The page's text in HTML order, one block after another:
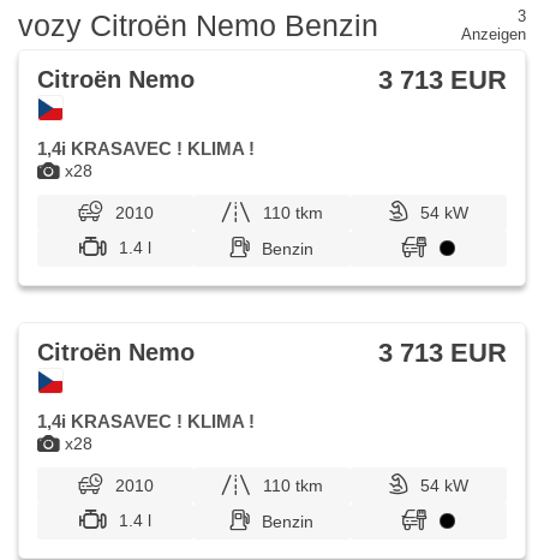
vozy Citroën Nemo Benzin
3
Anzeigen
x28
Citroën Nemo 3 713 EUR
1,4i KRASAVEC ! KLIMA !
2010 110 tkm
54 kW
1.4 l
Benzin
x28
Citroën Nemo 3 713 EUR
1,4i KRASAVEC ! KLIMA !
2010 110 tkm
54 kW
1.4 l
Benzin